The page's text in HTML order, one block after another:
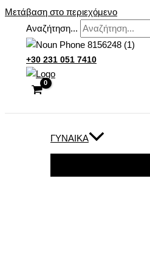
Μετάβαση στο περιεχόμενο
Αναζήτηση...
+30 231 051 7410
ΓΥΝΑΊΚΑ